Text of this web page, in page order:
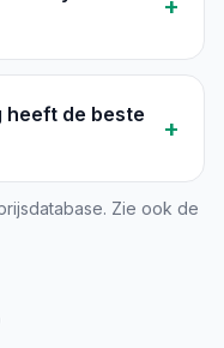
mogelijkheden
je om een
aan te houden,
poetsstanden
+
heeft de beste
+
Zie ook de